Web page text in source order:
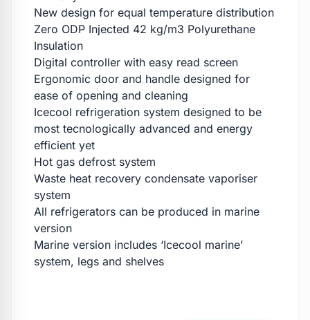
New design for equal temperature distribution
Zero ODP Injected 42 kg/m3 Polyurethane
Insulation
Digital controller with easy read screen
Ergonomic door and handle designed for
ease of opening and cleaning
Icecool refrigeration system designed to be
most tecnologically advanced and energy
efficient yet
Hot gas defrost system
Waste heat recovery condensate vaporiser
system
All refrigerators can be produced in marine
version
Marine version includes ‘Icecool marine’
system, legs and shelves